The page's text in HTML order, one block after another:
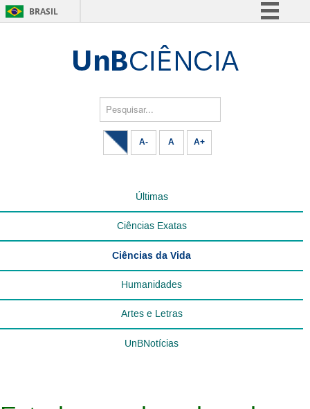
BRASIL
Comunica BR
Acesso à informação
Legislação
A- A A+
Últimas
Ciências Exatas
Ciências da Vida
Humanidades
Artes e Letras
UnBNotícias